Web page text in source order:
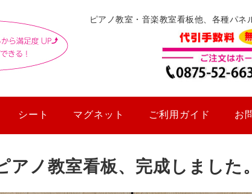
ピアノ教室・音楽教室看板他、各種パ
シート マグネット ご利用ガイド お
アノ教室看板、完成しました